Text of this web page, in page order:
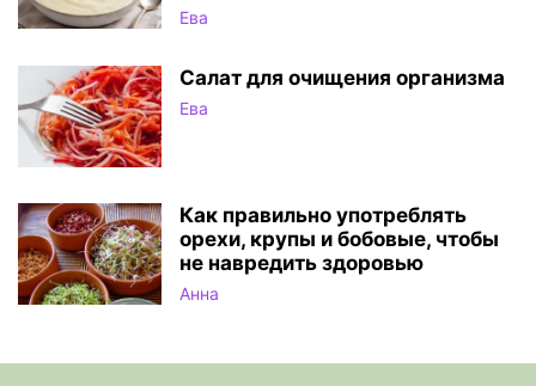
Ева
Салат для очищения организма
Ева
Как правильно употреблять
орехи, крупы и бобовые, чтобы
не навредить здоровью
Анна